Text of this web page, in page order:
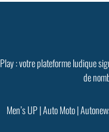
Play : votre plateforme ludique
de
Men’s UP|Auto Moto|